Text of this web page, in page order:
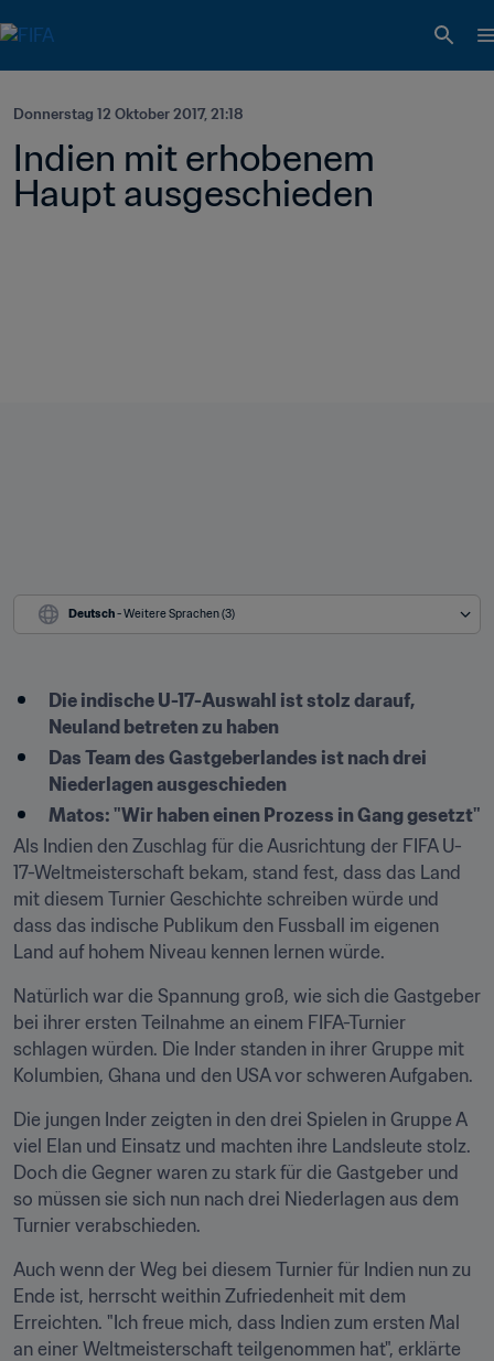
Donnerstag 12 Oktober 2017, 21:18
Indien mit erhobenem
Haupt ausgeschieden
Deutsch - Weitere Sprachen (3)
Die indische U-17-Auswahl ist stolz darauf,
Neuland betreten zu haben
Das Team des Gastgeberlandes ist nach drei
Niederlagen ausgeschieden
Matos: "Wir haben einen Prozess in Gang gesetzt"
Als Indien den Zuschlag für die Ausrichtung der FIFA U-
17-Weltmeisterschaft bekam, stand fest, dass das Land
mit diesem Turnier Geschichte schreiben würde und
dass das indische Publikum den Fussball im eigenen
Land auf hohem Niveau kennen lernen würde.
Natürlich war die Spannung groß, wie sich die Gastgeber
bei ihrer ersten Teilnahme an einem FIFA-Turnier
schlagen würden. Die Inder standen in ihrer Gruppe mit
Kolumbien, Ghana und den USA vor schweren Aufgaben.
Die jungen Inder zeigten in den drei Spielen in Gruppe A
viel Elan und Einsatz und machten ihre Landsleute stolz.
Doch die Gegner waren zu stark für die Gastgeber und
so müssen sie sich nun nach drei Niederlagen aus dem
Turnier verabschieden.
Auch wenn der Weg bei diesem Turnier für Indien nun zu
Ende ist, herrscht weithin Zufriedenheit mit dem
Erreichten. "Ich freue mich, dass Indien zum ersten Mal
an einer Weltmeisterschaft teilgenommen hat", erklärte